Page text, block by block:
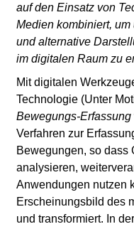
auf den Einsatz von
Medien kombiniert,
und alternative
im digitalen Raum zu
Mit digitalen
Technologie (Unter
Bewegungs-Erfassung
Verfahren zur
Bewegungen, so dass
analysieren,
Anwendungen nutzen
Erscheinungsbild des
und transformiert. In